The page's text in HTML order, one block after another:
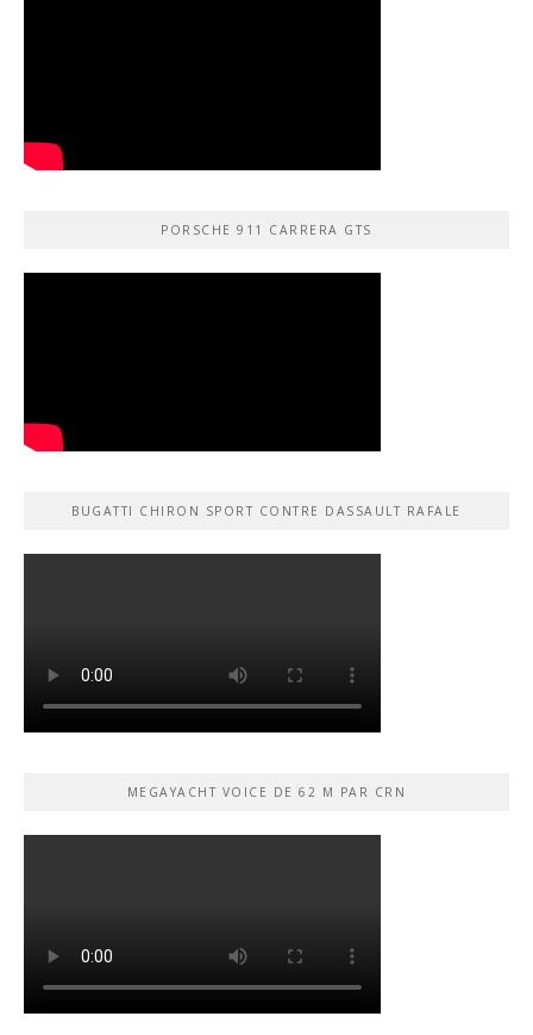
PORSCHE 911 CARRERA GTS
BUGATTI CHIRON SPORT CONTRE DASSAULT RAFALE
MEGAYACHT VOICE DE 62 M PAR CRN